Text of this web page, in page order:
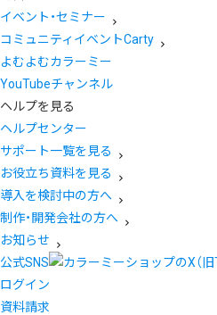
イベント・セミナー
コミュニティイベントCarty
よむよむカラーミー
YouTubeチャンネル
ヘルプを見る
ヘルプセンター
サポート一覧を見る
お役立ち資料を見る
導入を検討中の方へ
制作・開発会社の方へ
お知らせ
公式SNS
ログイン
資料請求